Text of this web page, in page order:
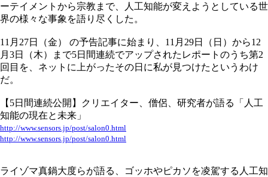
ーテイメントから宗教まで、人工知能が変えようとしている世
界の様々な事象を語り尽くした。
11月27日（金） の予告記事に始まり、11月29日（日）から12
月3日（木）まで5日間連続でアップされたレポートのうち第2
回目を、ネットに上がったその日に私が見つけたというわけ
だ。
【5日間連続公開】クリエイター、僧侶、研究者が語る「人工
知能の現在と未来」
http://www.sensors.jp/post/salon0.html
http://www.sensors.jp/post/salon0.html
ライゾマ真鍋大度らが語る、ゴッホやピカソを凌駕する人工知